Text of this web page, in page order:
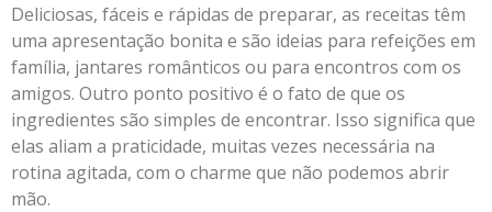
Deliciosas, fáceis e rápidas de preparar, as receitas têm
uma apresentação bonita e são ideias para refeições em
família, jantares românticos ou para encontros com os
amigos. Outro ponto positivo é o fato de que os
ingredientes são simples de encontrar. Isso significa que
elas aliam a praticidade, muitas vezes necessária na
rotina agitada, com o charme que não podemos abrir
mão.